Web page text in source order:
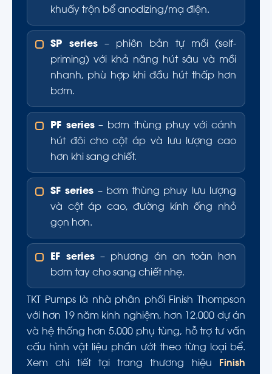
khuấy trộn bể anodizing/mạ điện.
SP series – phiên bản tự mồi (self-
priming) với khả năng hút sâu và mồi
nhanh, phù hợp khi đầu hút thấp hơn
bơm.
PF series– bơm thùng phuy với cánh
hút đôi cho cột áp và lưu lượng cao
hơn khi sang chiết.
SF series – bơm thùng phuy lưu lượng
và cột áp cao, đường kính ống nhỏ
gọn hơn.
EF series – phương án an toàn hơn
bơm tay cho sang chiết nhẹ.
TKT Pumps là nhà phân phối Finish Thompson
với hơn 19 năm kinh nghiệm, hơn 12.000 dự án
và hệ thống hơn 5.000 phụ tùng, hỗ trợ tư vấn
cấu hình vật liệu phần ướt theo từng loại bể.
Xem chi tiết tại trang thương hiệu
Finish